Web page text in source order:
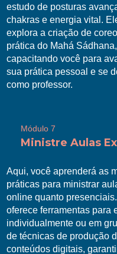
estudo de posturas
chakras e energia vital.
explora a criação de
prática do Mahá Sádhana,
capacitando você para
sua prática pessoal e se
como professor.
Módulo 7
Ministre Aulas
Aqui, você aprenderá as
práticas para ministrar
online quanto
oferece ferramentas para
individualmente ou em
de técnicas de produção
conteúdos digitais,